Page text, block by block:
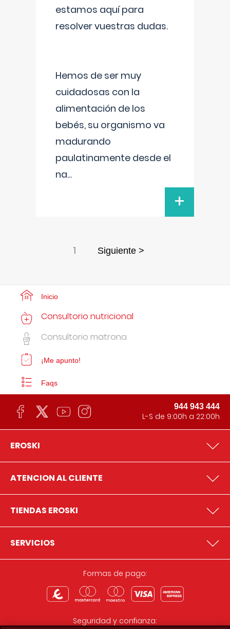
estamos aquí para
resolver vuestras dudas.
Hemos de ser muy
cuidadosas con la
alimentación de los
bebés, su organismo va
madurando
paulatinamente desde el
na...
+
1 Siguiente >
Inicio
Consultorio nutricional
Consultorio matrona
¡Me apunto!
Faqs
944 943 444
L-S de 9:00h a 22:00h
EROSKI
ATENCION AL CLIENTE
TIENDAS EROSKI
SERVICIOS
Formas de pago:
Seguridad y confianza: